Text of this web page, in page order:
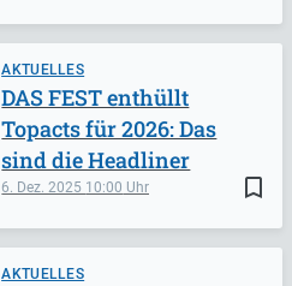
AKTUELLES
bookmark_border
6. Dez. 2025 10:00
DAS FEST enthüllt
Topacts für 2026: Das
sind die Headliner
AKTUELLES